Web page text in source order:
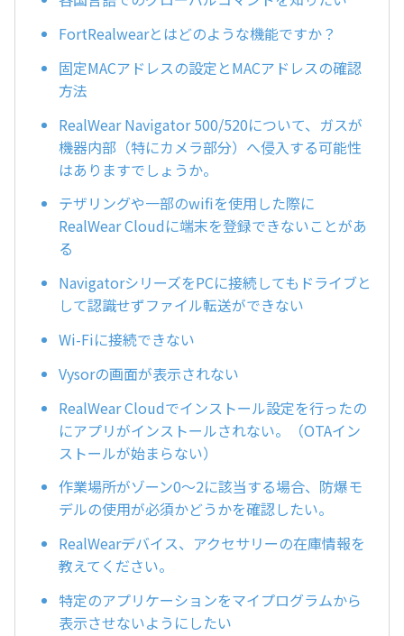
FortRealwearとはどのような機能ですか？
固定MACアドレスの設定とMACアドレスの確認
方法
RealWear Navigator 500/520について、ガスが
機器内部（特にカメラ部分）へ侵入する可能性
はありますでしょうか。
テザリングや一部のwifiを使用した際に
RealWear Cloudに端末を登録できないことがあ
る
NavigatorシリーズをPCに接続してもドライブと
して認識せずファイル転送ができない
Wi-Fiに接続できない
Vysorの画面が表示されない
RealWear Cloudでインストール設定を行ったの
にアプリがインストールされない。（OTAイン
ストールが始まらない）
作業場所がゾーン0～2に該当する場合、防爆モ
デルの使用が必須かどうかを確認したい。
RealWearデバイス、アクセサリーの在庫情報を
教えてください。
特定のアプリケーションをマイプログラムから
表示させないようにしたい